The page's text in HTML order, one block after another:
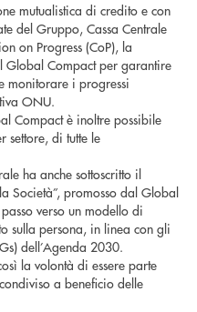
mutualistica di credito e con
del Gruppo, Cassa Centrale
on Progress (CoP), la
Global Compact per garantire
monitorare i progressi
ONU.
Compact è inoltre possibile
settore, di tutte le
ha anche sottoscritto il
Società”, promosso dal Global
verso un modello di
sulla persona, in linea con gli
dell’Agenda 2030.
la volontà di essere parte
a beneficio delle